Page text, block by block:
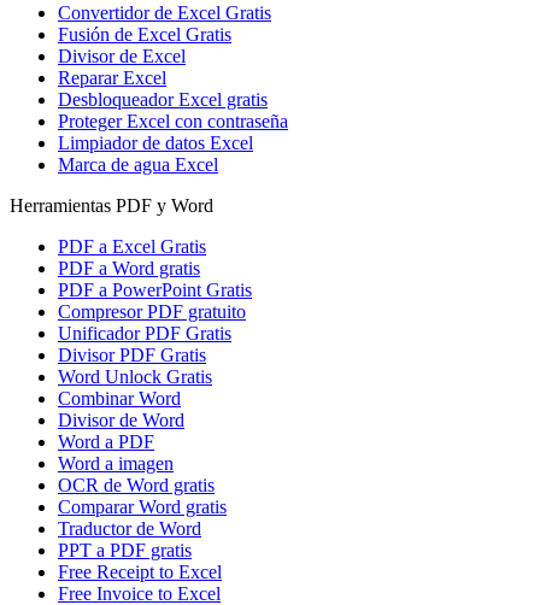
Convertidor de Excel Gratis
Fusión de Excel Gratis
Divisor de Excel
Reparar Excel
Desbloqueador Excel gratis
Proteger Excel con contraseña
Limpiador de datos Excel
Marca de agua Excel
Herramientas PDF y Word
PDF a Excel Gratis
PDF a Word gratis
PDF a PowerPoint Gratis
Compresor PDF gratuito
Unificador PDF Gratis
Divisor PDF Gratis
Word Unlock Gratis
Combinar Word
Divisor de Word
Word a PDF
Word a imagen
OCR de Word gratis
Comparar Word gratis
Traductor de Word
PPT a PDF gratis
Free Receipt to Excel
Free Invoice to Excel